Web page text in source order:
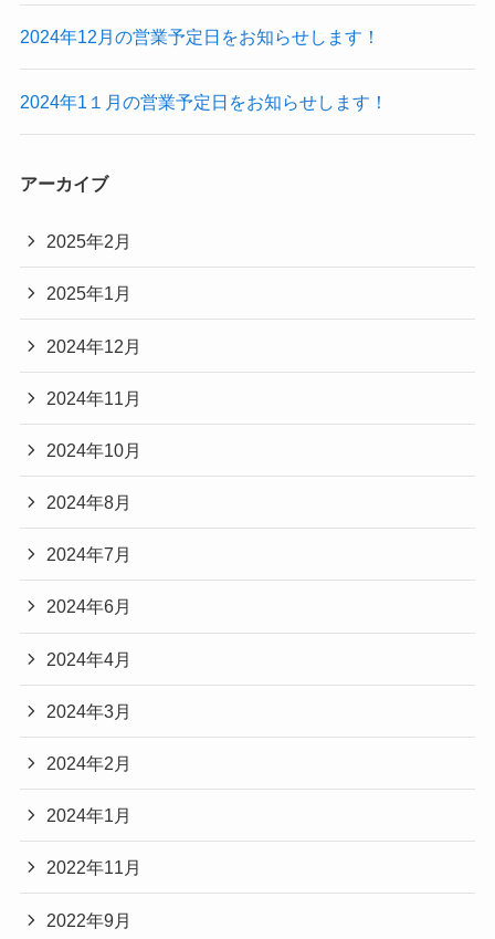
2024年12月の営業予定日をお知らせします！
2024年1１月の営業予定日をお知らせします！
アーカイブ
2025年2月
2025年1月
2024年12月
2024年11月
2024年10月
2024年8月
2024年7月
2024年6月
2024年4月
2024年3月
2024年2月
2024年1月
2022年11月
2022年9月